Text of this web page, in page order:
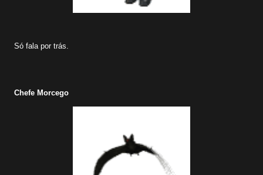
Só fala por trás.
Chefe Morcego